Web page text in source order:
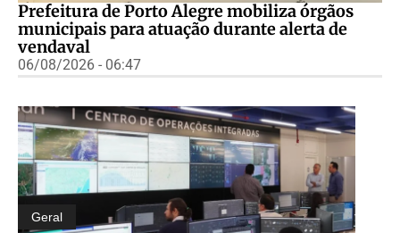
Prefeitura de Porto Alegre mobiliza órgãos
municipais para atuação durante alerta de
vendaval
06/08/2026 - 06:47
Geral